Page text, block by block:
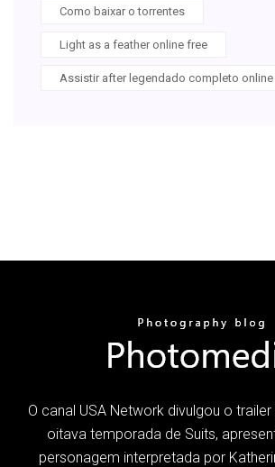
Como baixar o torrentes
Light as a feather online free
Assistir after legendado completo
O canal USA Network divulgou o
oitava temporada de Suits,
personagem interpretada por